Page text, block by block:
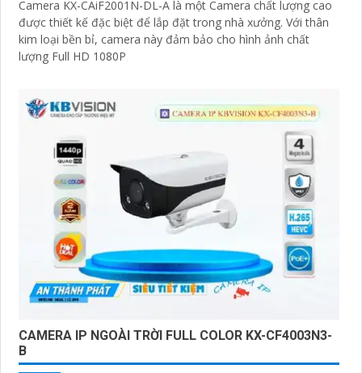
Camera KX-CAiF2001N-DL-A là một Camera chất lượng cao
được thiết kế đặc biệt để lắp đặt trong nhà xưởng. Với thân
kim loại bền bỉ, camera này đảm bảo cho hình ảnh chất
lượng Full HD 1080P
CAMERA IP NGOÀI TRỜI FULL COLOR KX-CF4003N3-
B